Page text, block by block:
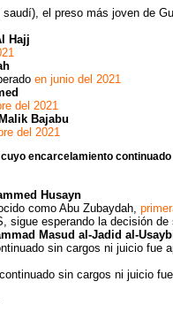
el preso más joven de
Hajj
en junio del 2021
del 2021
Bajabu
del 2021
encarcelamiento
Husayn
como Abu Zubaydah,
sigue esperando la decisión
Masud al-Jadid al-
sin cargos ni juicio fue
sin cargos ni juicio